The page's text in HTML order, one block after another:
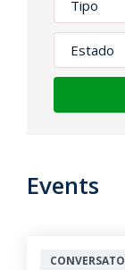
Events